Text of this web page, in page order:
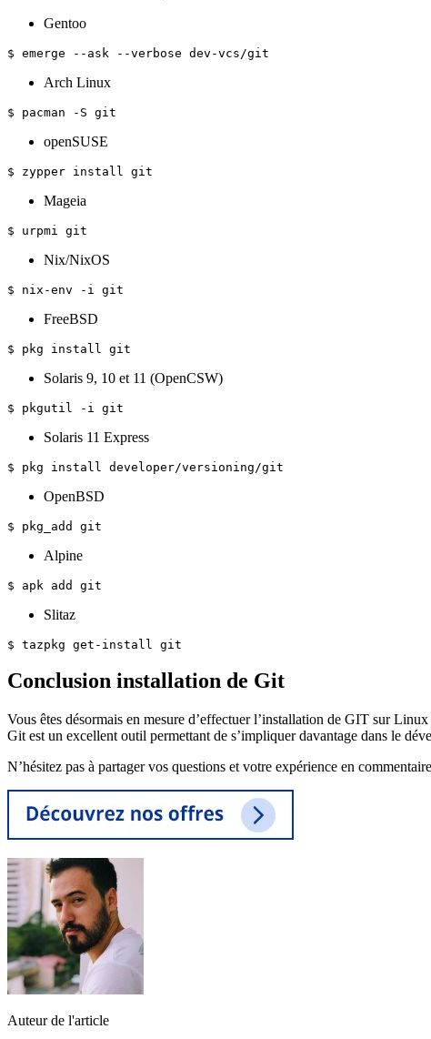
Gentoo
$ emerge --ask --verbose dev-vcs/git
Arch Linux
$ pacman -S git
openSUSE
$ zypper install git
Mageia
$ urpmi git
Nix/NixOS
$ nix-env -i git
FreeBSD
$ pkg install git
Solaris 9, 10 et 11 (OpenCSW)
$ pkgutil -i git
Solaris 11 Express
$ pkg install developer/versioning/git
OpenBSD
$ pkg_add git
Alpine
$ apk add git
Slitaz
$ tazpkg get-install git
Conclusion installation de Git
Vous êtes désormais en mesure d’effectuer l’installation de GIT sur
Git est un excellent outil permettant de s’impliquer davantage dans le
N’hésitez pas à partager vos questions et votre expérience en
Auteur de l'article